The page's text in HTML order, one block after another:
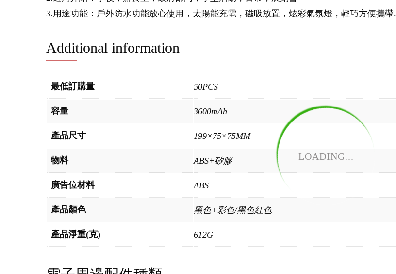
LOADING...
3.用途功能：戶外防水功能放心使用，太陽能充電，磁吸放置，炫彩氣氛燈，輕巧方便攜帶.
Additional information
最低訂購量 50PCS
容量 3600mAh
產品尺寸 199×75×75MM
物料 ABS+矽膠
廣告位材料 ABS
產品顏色 黑色+彩色/黑色紅色
產品淨重(克) 612G